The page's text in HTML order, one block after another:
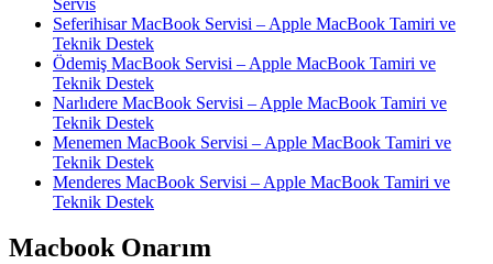
Seferihisar MacBook Servisi – Apple MacBook Tamiri ve
Teknik Destek
Ödemiş MacBook Servisi – Apple MacBook Tamiri ve
Teknik Destek
Narlıdere MacBook Servisi – Apple MacBook Tamiri ve
Teknik Destek
Menemen MacBook Servisi – Apple MacBook Tamiri ve
Teknik Destek
Menderes MacBook Servisi – Apple MacBook Tamiri ve
Teknik Destek
Macbook Onarım